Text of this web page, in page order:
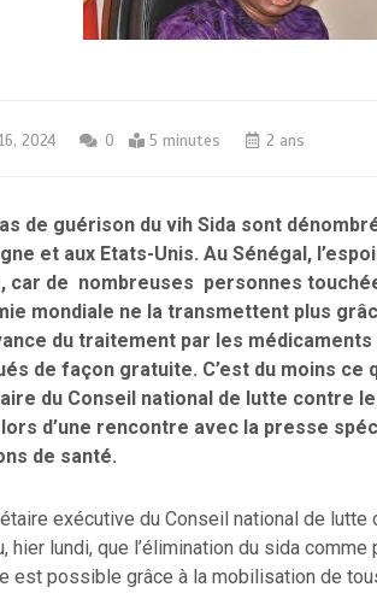
2024 0 5 minutes 2 ans
de guérison du vih Sida sont
et aux Etats-Unis. Au Sénégal,
car de nombreuses personnes
mondiale ne la transmettent plus
du traitement par les
de façon gratuite. C’est du moins ce
du Conseil national de lutte contre le
lors d’une rencontre avec la presse
de santé.
exécutive du Conseil national de lutte
hier lundi, que l’élimination du sida
est possible grâce à la mobilisation de